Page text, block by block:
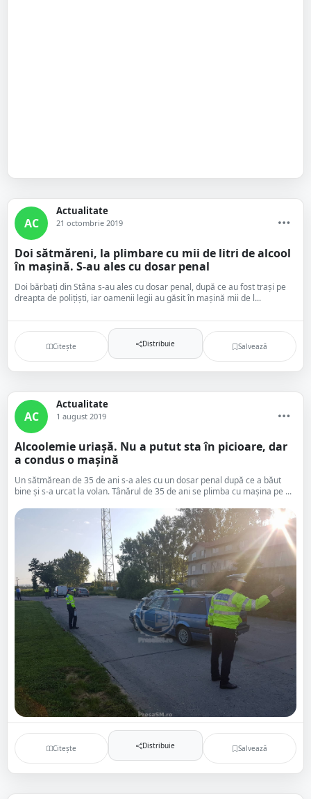
AC
Actualitate
21 octombrie 2019
Doi sătmăreni, la plimbare cu mii de litri de alcool
în mașină. S-au ales cu dosar penal
Doi bărbați din Stâna s-au ales cu dosar penal, după ce au fost trași pe
dreapta de polițiști, iar oamenii legii au găsit în mașină mii de l...
Citește Distribuie Salvează
AC
Actualitate
1 august 2019
Alcoolemie uriașă. Nu a putut sta în picioare, dar
a condus o mașină
Un sătmărean de 35 de ani s-a ales cu un dosar penal după ce a băut
bine și s-a urcat la volan. Tânărul de 35 de ani se plimba cu mașina pe ...
Citește Distribuie Salvează